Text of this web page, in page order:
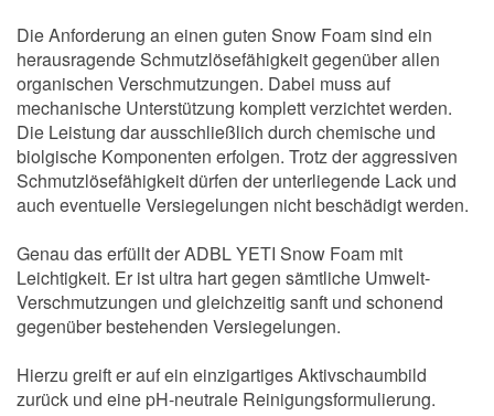
Die Anforderung an einen guten Snow Foam sind ein
herausragende Schmutzlösefähigkeit gegenüber allen
organischen Verschmutzungen. Dabei muss auf
mechanische Unterstützung komplett verzichtet werden.
Die Leistung dar ausschließlich durch chemische und
biolgische Komponenten erfolgen. Trotz der aggressiven
Schmutzlösefähigkeit dürfen der unterliegende Lack und
auch eventuelle Versiegelungen nicht beschädigt werden.
Genau das erfüllt der ADBL YETI Snow Foam mit
Leichtigkeit. Er ist ultra hart gegen sämtliche Umwelt-
Verschmutzungen und gleichzeitig sanft und schonend
gegenüber bestehenden Versiegelungen.
Hierzu greift er auf ein einzigartiges Aktivschaumbild
zurück und eine pH-neutrale Reinigungsformulierung.